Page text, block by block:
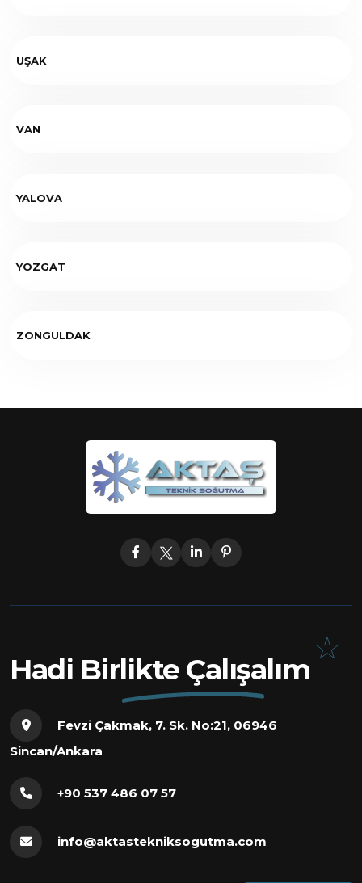
UŞAK
VAN
YALOVA
YOZGAT
ZONGULDAK
Hadi Birlikte Çalışalım
Fevzi Çakmak, 7. Sk. No:21, 06946
Sincan/Ankara
+90 537 486 07 57
info@aktastekniksogutma.com